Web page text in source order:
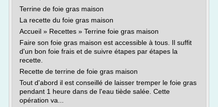
Terrine de foie gras maison
La recette du foie gras maison
Accueil » Recettes » Terrine foie gras maison
Faire son foie gras maison est accessible à tous. Il suffit
d'un bon foie frais et de suivre étapes par étapes la
recette.
Recette de terrine de foie gras maison
Tout d'abord il est conseillé de laisser tremper le foie gras
pendant 1 heure dans de l'eau tiède salée. Cette
opération va...